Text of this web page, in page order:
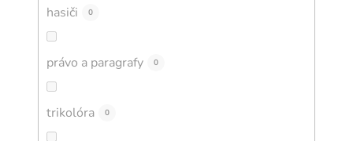
hasiči 0
právo a paragrafy 0
trikolóra 0